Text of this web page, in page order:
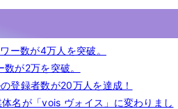
数が4万人を突破。
が2万を突破。
登録者数が20万人を達成！
が「vois ヴォイス」に変わりまし